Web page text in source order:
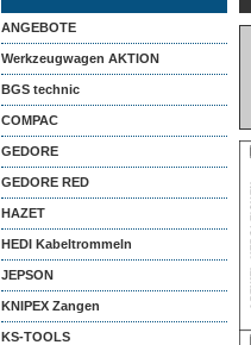
ANGEBOTE
Werkzeugwagen AKTION
BGS technic
COMPAC
GEDORE
GEDORE RED
HAZET
HEDI Kabeltrommeln
JEPSON
KNIPEX Zangen
KS-TOOLS